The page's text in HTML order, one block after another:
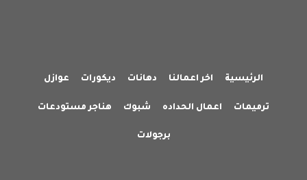
الرئيسية اخر اعمالنا دهانات ديكورات عوازل
ترميمات اعمال الحداده شبوك هناجر مستودعات
برجولات